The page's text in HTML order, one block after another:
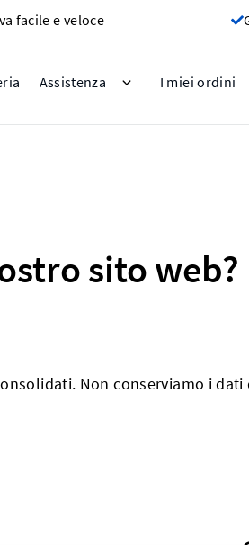
facile e veloce
Assistenza I miei ordini
sito web?
Non conserviamo i dati